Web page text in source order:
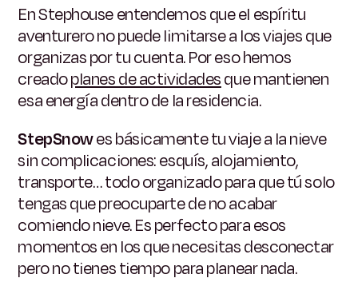
En Stephouse entendemos que el espíritu
aventurero no puede limitarse a los viajes que
organizas por tu cuenta. Por eso hemos
creadoplanes de actividadesque mantienen
esa energía dentro de la residencia.
StepSnowes básicamente tu viaje a la nieve
sin complicaciones: esquís, alojamiento,
transporte… todo organizado para que tú solo
tengas que preocuparte de no acabar
comiendo nieve. Es perfecto para esos
momentos en los que necesitas desconectar
pero no tienes tiempo para planear nada.